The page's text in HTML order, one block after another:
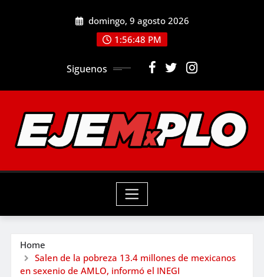
domingo, 9 agosto 2026
1:56:49 PM
Siguenos
Home
Salen de la pobreza 13.4 millones de mexicanos
en sexenio de AMLO, informó el INEGI